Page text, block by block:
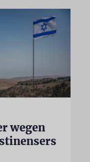
wegen